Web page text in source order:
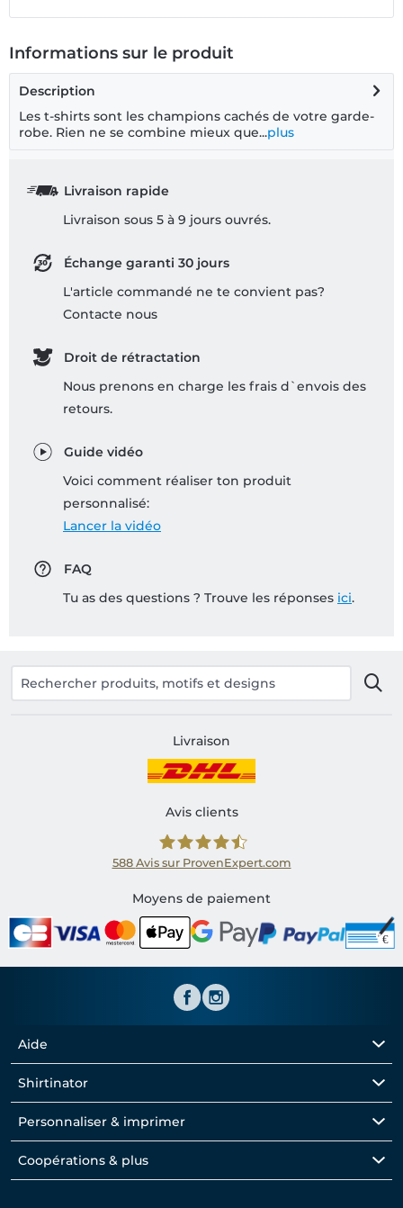
Informations sur le produit
Description
Les t-shirts sont les champions cachés de votre garde-
robe. Rien ne se combine mieux que...plus
Livraison rapide
Livraison sous 5 à 9 jours ouvrés.
Échange garanti 30 jours
L'article commandé ne te convient pas?
Contacte nous
Droit de rétractation
Nous prenons en charge les frais d`envois des
retours.
Guide vidéo
Voici comment réaliser ton produit
personnalisé:
Lancer la vidéo
FAQ
Tu as des questions ? Trouve les réponses ici.
Livraison
Avis clients
Shirtinator FR
588 Avis sur ProvenExpert.com
Moyens de paiement
Aide
Shirtinator
Personnaliser & imprimer
Coopérations & plus